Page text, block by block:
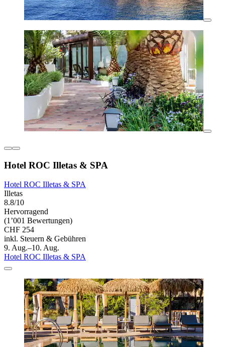
Hotel ROC Illetas & SPA
Hotel ROC Illetas & SPA
Illetas
8.8/10
Hervorragend
(1’001 Bewertungen)
CHF 254
inkl. Steuern & Gebühren
9. Aug.–10. Aug.
Hotel ROC Illetas & SPA